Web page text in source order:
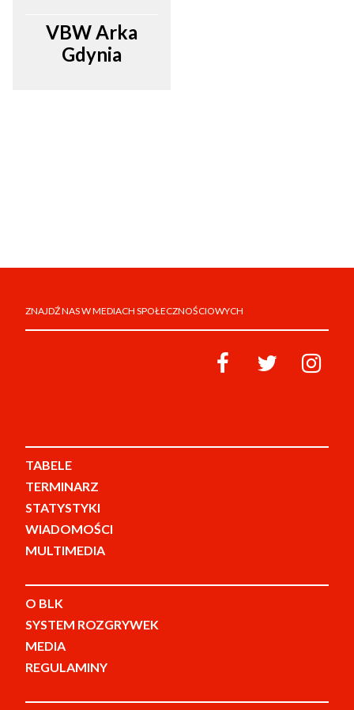
VBW Arka
Gdynia
ZNAJDŹ NAS W MEDIACH SPOŁECZNOŚCIOWYCH
TABELE
TERMINARZ
STATYSTYKI
WIADOMOŚCI
MULTIMEDIA
O BLK
SYSTEM ROZGRYWEK
MEDIA
REGULAMINY